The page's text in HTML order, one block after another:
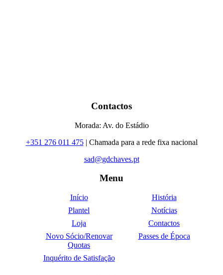
Contactos
Morada: Av. do Estádio
+351 276 011 475| Chamada para a rede fixa nacional
sad@gdchaves.pt
Menu
Início
História
Plantel
Notícias
Loja
Contactos
Novo Sócio/Renovar
Quotas
Passes de Época
Inquérito de Satisfação